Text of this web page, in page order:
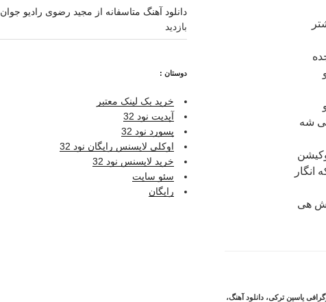
شه
هی
یاسین ترکی،دانلود آهنگ،
دانلود آهنگ متاسفانه از مجید رضوی رادیو جوان
بازدید
دوستان :
خرید بک لینک معتبر
آپدیت نود 32
پسورد نود 32
اوکلی لایسنس رایگان نود 32
خرید لایسنس نود 32
سئو سایت
رایگان